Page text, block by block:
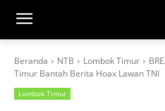
Beranda NTB Lombok Timur
Timur Bantah Berita Hoax Lawan TNI
Lombok Timur